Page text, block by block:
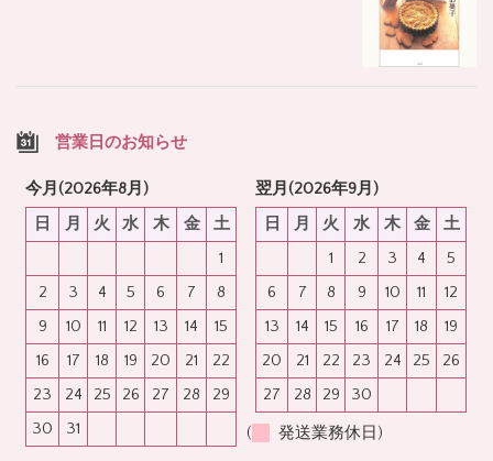
営業日のお知らせ
今月(2026年8月)
日
月 火 水 木 金
土
1
2
3 4 5 6 7
8
9
10 11 12 13 14
15
16
17 18 19 20 21
22
23
24 25 26 27 28
29
30
31
翌月(2026年9月)
日
月 火 水 木 金
土
1
2 3 4
5
6
7 8 9 10 11
12
13
14 15 16 17 18
19
20
21 22 23 24 25
26
27
28 29 30
( 発送業務休日)